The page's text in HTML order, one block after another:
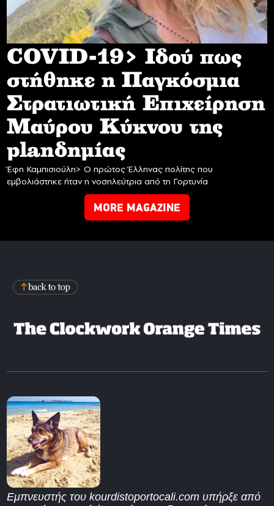
COVID-19> Iδού πως
στήθηκε η Παγκόσμια
Στρατιωτική Επιχείρηση
Mαύρου Κύκνου της
planδημίας
Έφη Καμπισιούλη> Ο πρώτος Έλληνας πολίτης που
εμβολιάστηκε ήταν η νοσηλεύτρια από τη Γορτυνία
MORE MAGAZINE
Εμπνευστής του kourdistoportocali.com υπήρξε από